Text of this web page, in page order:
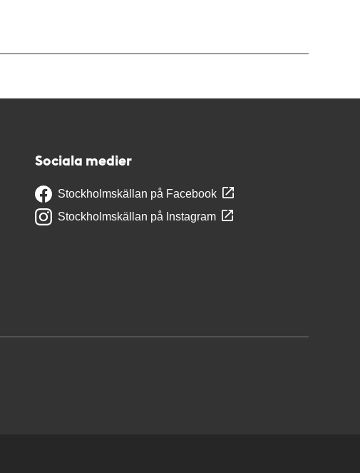
Sociala medier
Stockholmskällan på Facebook
Stockholmskällan på Instagram